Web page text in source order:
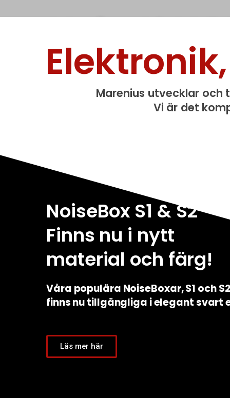
Nyhet!
&
Uppdaterade
Marenius utvecklar
Vi är det
NoiseBox S1 & S2
Finns nu i nytt
material och färg!
Våra populära NoiseBoxar, S1 och S2
finns nu tillgängliga i elegant svart
Läs mer här